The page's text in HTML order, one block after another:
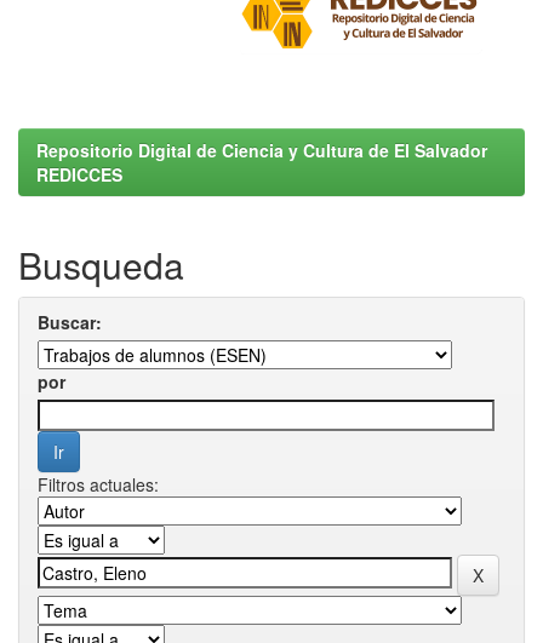
Repositorio Digital de Ciencia y Cultura de El Salvador
REDICCES
Busqueda
Buscar:
por
Filtros actuales: